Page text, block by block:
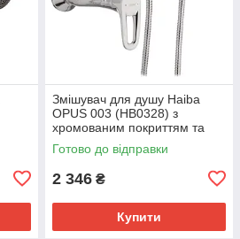
Змішувач для душу Haiba
OPUS 003 (HB0328) з
хромованим покриттям та
шлангом 150 см (HB0328)
Готово до відправки
2 346 ₴
Купити